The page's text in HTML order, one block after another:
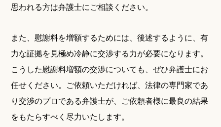
思われる方は弁護士にご相談ください。
また、慰謝料を増額するためには、後述するように、有
力な証拠を見極め冷静に交渉する力が必要になります。
こうした慰謝料増額の交渉についても、ぜひ弁護士にお
任せください。ご依頼いただければ、法律の専門家であ
り交渉のプロである弁護士が、ご依頼者様に最良の結果
をもたらすべく尽力いたします。